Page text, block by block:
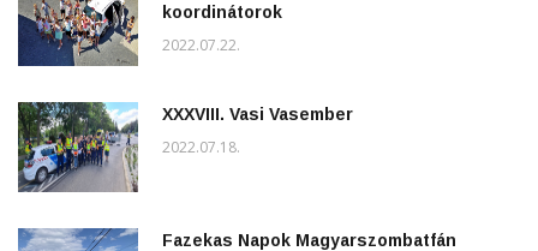
koordinátorok
2022.07.22.
XXXVIII. Vasi Vasember
2022.07.18.
Fazekas Napok Magyarszombatfán